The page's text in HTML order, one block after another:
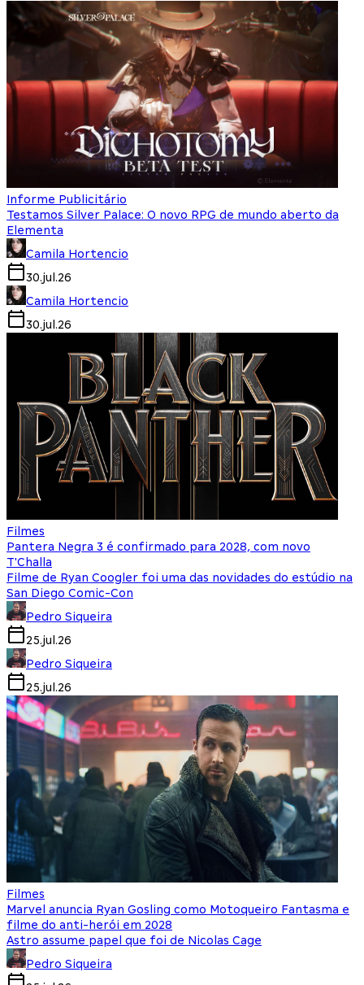
Informe Publicitário
Testamos Silver Palace: O novo RPG de mundo aberto da
Elementa
Camila Hortencio
30.jul.26
Camila Hortencio
30.jul.26
Filmes
Pantera Negra 3 é confirmado para 2028, com novo
T'Challa
Filme de Ryan Coogler foi uma das novidades do estúdio na
San Diego Comic-Con
Pedro Siqueira
25.jul.26
Pedro Siqueira
25.jul.26
Filmes
Marvel anuncia Ryan Gosling como Motoqueiro Fantasma e
filme do anti-herói em 2028
Astro assume papel que foi de Nicolas Cage
Pedro Siqueira